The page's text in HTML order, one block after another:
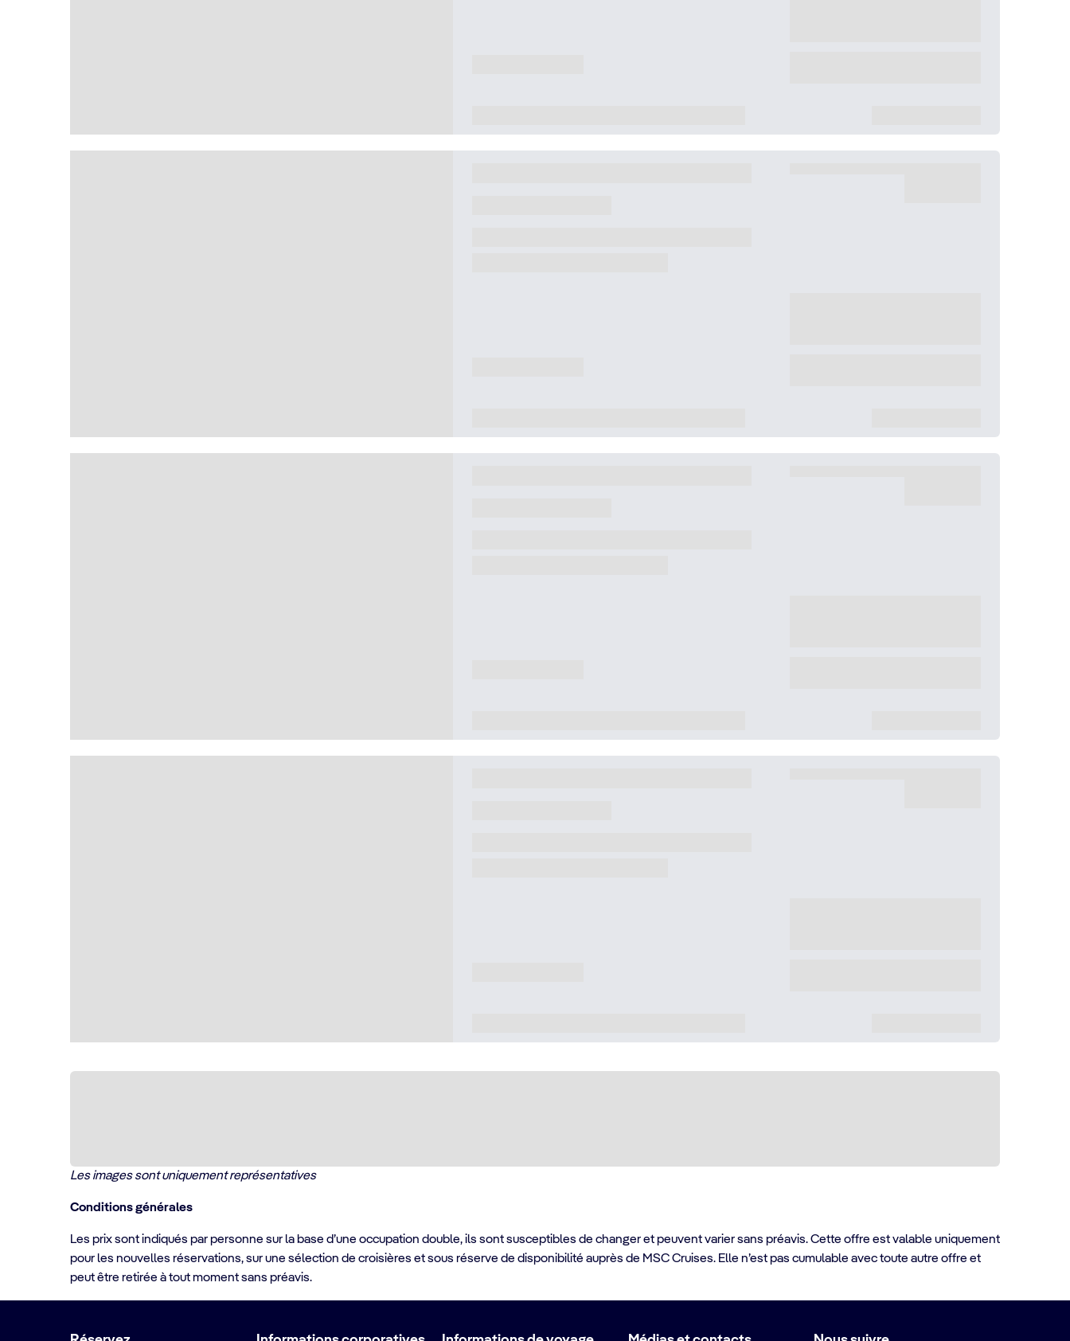
Les images sont uniquement représentatives
Conditions générales
Les prix sont indiqués par personne sur la base d’une occupation double, ils sont susceptibles de changer et peuvent varier sans préavis. Cette offre est valable uniquement
pour les nouvelles réservations, sur une sélection de croisières et sous réserve de disponibilité auprès de MSC Cruises. Elle n’est pas cumulable avec toute autre offre et
peut être retirée à tout moment sans préavis.